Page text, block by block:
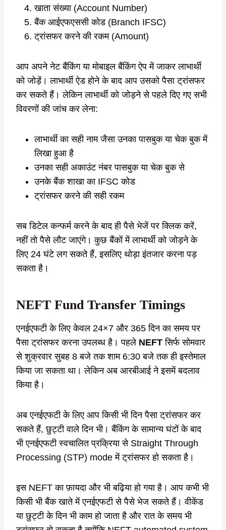
खाता संख्या (Account Number)
बैंक आईएफएससी कोड (Branch IFSC)
ट्रांसफर करने की रकम (Amount)
आप अपने नेट बैंकिंग या मोबाइल बैंकिंग ऐप में जाकर लाभार्थी
को जोड़ें। लाभार्थी ऐड होने के बाद आप उसको पैसा ट्रांसफर
कर सकते हैं। लेकिन लाभार्थी को जोड़ने से पहले दिए गए सभी
विवरणों की जांच कर लेना:
लाभार्थी का सही नाम जैसा उनका पासबुक या चेक बुक में
लिखा हुआ है
उनका सही अकाउंट नंबर पासबुक या चेक बुक से
उनके बैंक शाखा का IFSC कोड
ट्रांसफर करने की सही रकम
सब डिटेल कन्फर्म करने के बाद ही पैसे भेजें पर क्लिक करें,
नहीं तो पैसे लौट जाएंगे। कुछ बैंकों में लाभार्थी को जोड़ने के
लिए 24 घंटे लग सकते हैं, इसलिए थोड़ा इंतजार करना पड़
सकता है।
NEFT Fund Transfer Timings
एनईएफटी के लिए केवल 24×7 और 365 दिन का समय पर
पैसा ट्रांसफर करना उपलब्ध है। पहले NEFTसिर्फ सोमवार
से शुक्रवार सुबह 8 बजे तक शाम 6:30 बजे तक ही इस्तेमाल
किया जा सकता था। लेकिन अब आरबीआई ने इसमें बदलाव
किया है।
अब एनईएफटी के लिए आप किसी भी दिन पैसा ट्रांसफर कर
सकते हैं, छुट्टी वाले दिन भी। बैंकिंग के सामान्य घंटों के बाद
भी एनईएफटी स्वचालित प्रक्रिया से Straight Through
Processing (STP) mode में ट्रांसफर हो सकता है।
इस NEFT का फ़ायदा और भी बढ़िया हो गया है। आप कभी भी
किसी भी बैंक खाते में एनईएफटी से पैसे भेज सकते हैं। वीकेंड
या छुट्टी के दिन भी काम हो जाता है और रात के समय भी